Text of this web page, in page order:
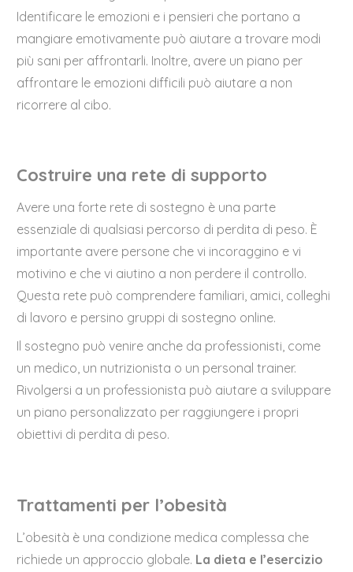
Identificare le emozioni e i pensieri che portano a
mangiare emotivamente può aiutare a trovare modi
più sani per affrontarli. Inoltre, avere un piano per
affrontare le emozioni difficili può aiutare a non
ricorrere al cibo.
Costruire una rete di supporto
Avere una forte rete di sostegno è una parte
essenziale di qualsiasi percorso di perdita di peso. È
importante avere persone che vi incoraggino e vi
motivino e che vi aiutino a non perdere il controllo.
Questa rete può comprendere familiari, amici, colleghi
di lavoro e persino gruppi di sostegno online.
Il sostegno può venire anche da professionisti, come
un medico, un nutrizionista o un personal trainer.
Rivolgersi a un professionista può aiutare a sviluppare
un piano personalizzato per raggiungere i propri
obiettivi di perdita di peso.
Trattamenti per l’obesità
L’obesità è una condizione medica complessa che
richiede un approccio globale. La dieta e l’esercizio